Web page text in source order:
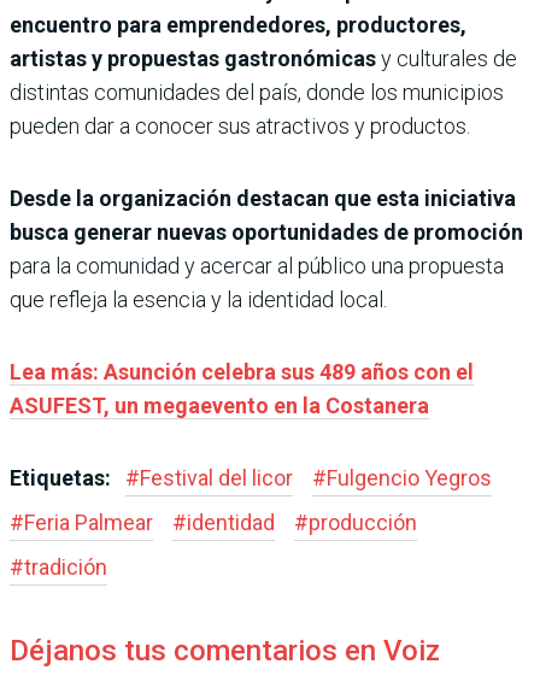
encuentro para emprendedores, productores,
artistas y propuestas gastronómicasy culturales de
distintas comunidades del país, donde los municipios
pueden dar a conocer sus atractivos y productos.
Desde la organización destacan que esta iniciativa
busca generar nuevas oportunidades de promoción
para la comunidad y acercar al público una propuesta
que refleja la esencia y la identidad local.
Lea más: Asunción celebra sus 489 años con el
ASUFEST, un megaevento en la Costanera
Etiquetas: #Festival del licor #Fulgencio Yegros
#Feria Palmear #identidad #producción
#tradición
Déjanos tus comentarios en Voiz